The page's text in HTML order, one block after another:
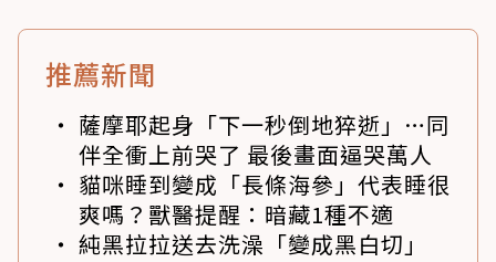
推薦新聞
薩摩耶起身「下一秒倒地猝逝」…同
伴全衝上前哭了 最後畫面逼哭萬人
貓咪睡到變成「長條海參」代表睡很
爽嗎？獸醫提醒：暗藏1種不適
純黑拉拉送去洗澡「變成黑白切」